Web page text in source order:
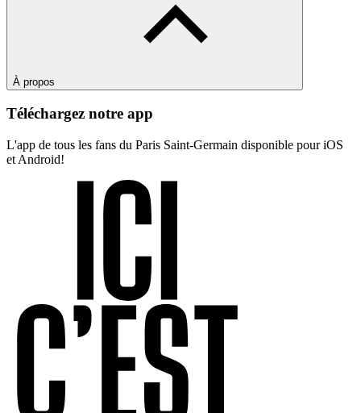
À propos
Téléchargez notre app
L'app de tous les fans du Paris Saint-Germain disponible pour iOS
et Android!